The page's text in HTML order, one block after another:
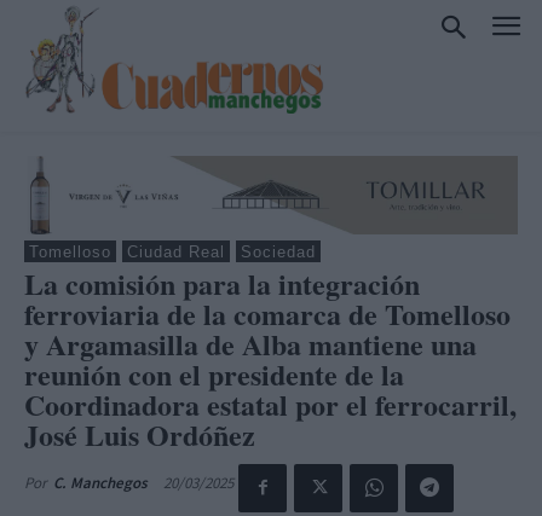
Tomelloso Ciudad Real Sociedad
La comisión para la integración
ferroviaria de la comarca de Tomelloso
y Argamasilla de Alba mantiene una
reunión con el presidente de la
Coordinadora estatal por el ferrocarril,
José Luis Ordóñez
Por C. Manchegos 20/03/2025